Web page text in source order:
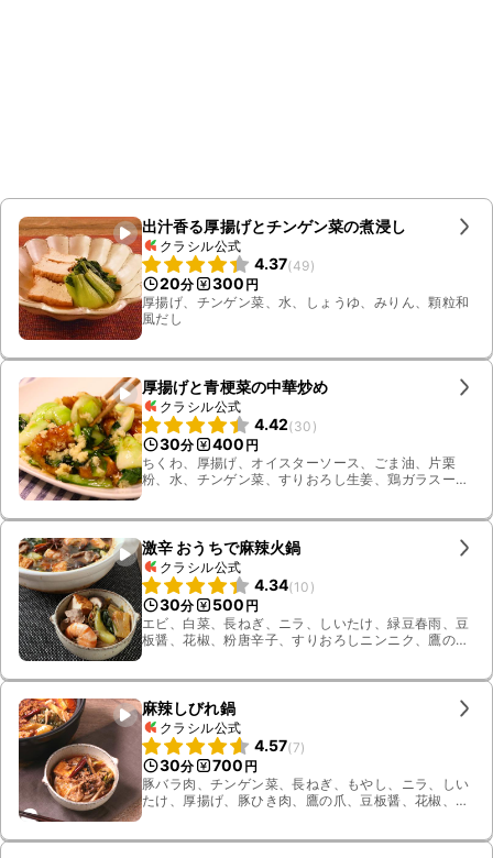
出汁香る厚揚げとチンゲン菜の煮浸し
クラシル公式
4.37(49)
20分 300 円
厚揚げ、チンゲン菜、水、しょうゆ、みりん、顆粒和
風だし
厚揚げと青梗菜の中華炒め
クラシル公式
4.42(30 )
30分 400 円
ちくわ、厚揚げ、オイスターソース、ごま油、片栗
粉、水、チンゲン菜、すりおろし生姜、鶏ガラスープ
激辛 おうちで麻辣火鍋
クラシル公式
4.34(10 )
30分 500 円
エビ、白菜、長ねぎ、ニラ、しいたけ、緑豆春雨、豆
板醤、花椒、粉唐辛子、すりおろしニンニク、鷹の
麻辣しびれ鍋
クラシル公式
4.57(7)
30分 700 円
豚バラ肉、チンゲン菜、長ねぎ、もやし、ニラ、しい
たけ、厚揚げ、豚ひき肉、鷹の爪、豆板醤、花椒、粉